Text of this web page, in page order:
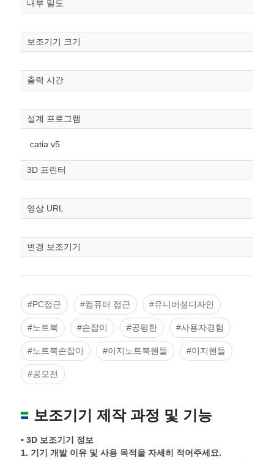
원하는 치수 입력 후 “스케일
너비
높이
폭
스케일
조정
내부 밀도
보조기기 크기
출력 시간
설계 프로그램
catia v5
3D 프린터
영상 URL
변경 보조기기
#PC접근 #컴퓨터 접근 #유니버설디자인
#노트북 #손잡이 #공평한 #사용자경험
#노트북손잡이 #이지노트북핸들 #이지핸들
#공모전
보조기기 제작 과정 및 기능
▪ 3D 보조기기 정보
1. 기기 개발 이유 및 사용 목적을 자세히 적어주세요.